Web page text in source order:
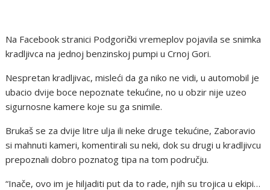
Na Facebook stranici Podgorički vremeplov pojavila se snimka
kradljivca na jednoj benzinskoj pumpi u Crnoj Gori.
Nespretan kradljivac, misleći da ga niko ne vidi, u automobil je
ubacio dvije boce nepoznate tekućine, no u obzir nije uzeo
sigurnosne kamere koje su ga snimile.
Brukaš se za dvije litre ulja ili neke druge tekućine, Zaboravio
si mahnuti kameri, komentirali su neki, dok su drugi u kradljivcu
prepoznali dobro poznatog tipa na tom području.
“Inače, ovo im je hiljaditi put da to rade, njih su trojica u ekipi…